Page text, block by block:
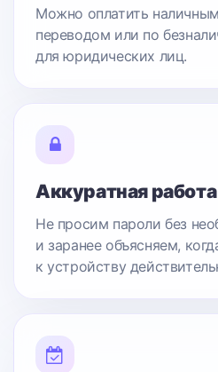
Можно оплатить
переводом или по
для юридических лиц.
Аккуратная
Не просим пароли без
и заранее объясняем,
к устройству